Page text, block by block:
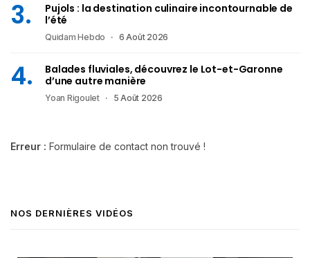
Pujols : la destination culinaire incontournable de
l’été
Quidam Hebdo 6 Août 2026
Balades fluviales, découvrez le Lot-et-Garonne
d’une autre manière
Yoan Rigoulet 5 Août 2026
Erreur : Formulaire de contact non trouvé !
NOS DERNIÈRES VIDÉOS